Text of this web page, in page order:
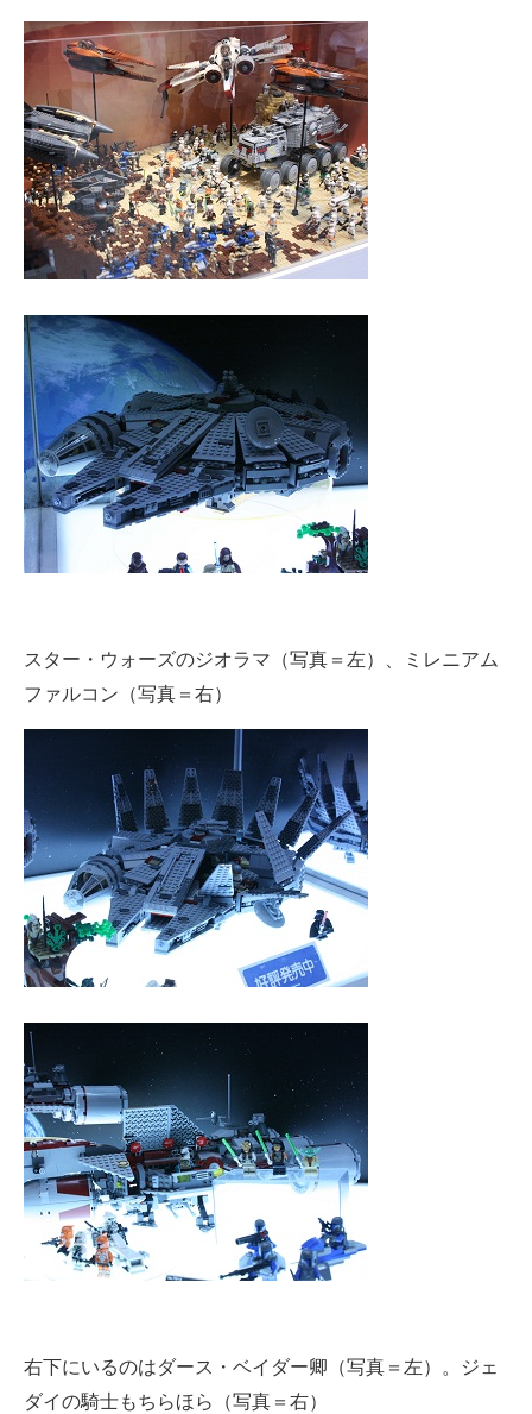
スター・ウォーズのジオラマ（写真＝左）、ミレニアム
ファルコン（写真＝右）
右下にいるのはダース・ベイダー卿（写真＝左）。ジェ
ダイの騎士もちらほら（写真＝右）